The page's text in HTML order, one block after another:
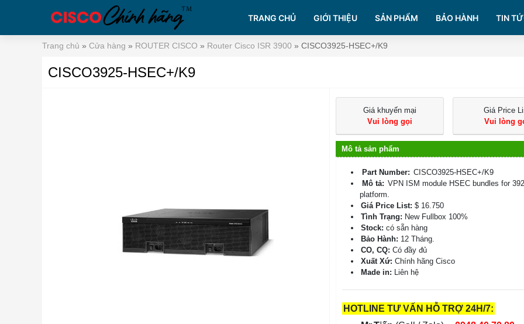
TRANG CHỦ GIỚI THIỆU SẢN PHẨM BẢO HÀNH TIN
Trang chủ » Cửa hàng » ROUTER CISCO » Router Cisco ISR 3900 » CISCO3925-HSEC+/K9
CISCO3925-HSEC+/K9
Giá khuyến mại
Vui lòng gọi
Giá Price
Vui lòng
Mô tả sản phẩm
Part Number: CISCO3925-HSEC+/K9
Mô tả: VPN ISM module HSEC bundles for
platform.
Giá Price List: $ 16.750
Tình Trạng: New Fullbox 100%
Stock: có sẵn hàng
Bảo Hành: 12 Tháng.
CO, CQ:Có đầy đủ
Xuất Xứ: Chính hãng Cisco
Made in: Liên hệ
HOTLINE TƯ VẤN HỖ TRỢ 24H/7: